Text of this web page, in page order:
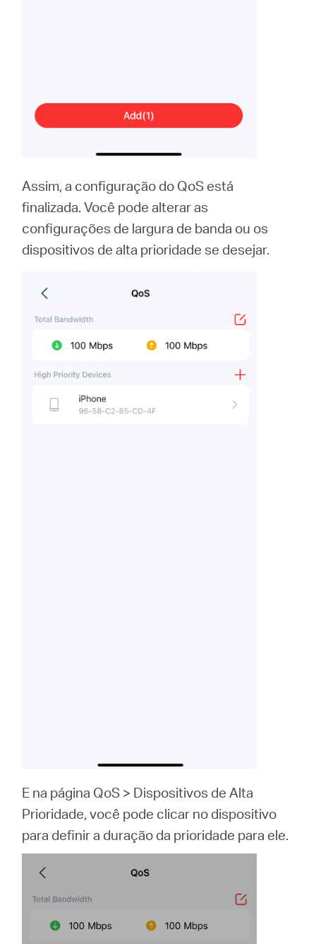
Assim, a configuração do QoS está
finalizada. Você pode alterar as
configurações de largura de banda ou os
dispositivos de alta prioridade se desejar.
E na página QoS > Dispositivos de Alta
Prioridade, você pode clicar no dispositivo
para definir a duração da prioridade para ele.